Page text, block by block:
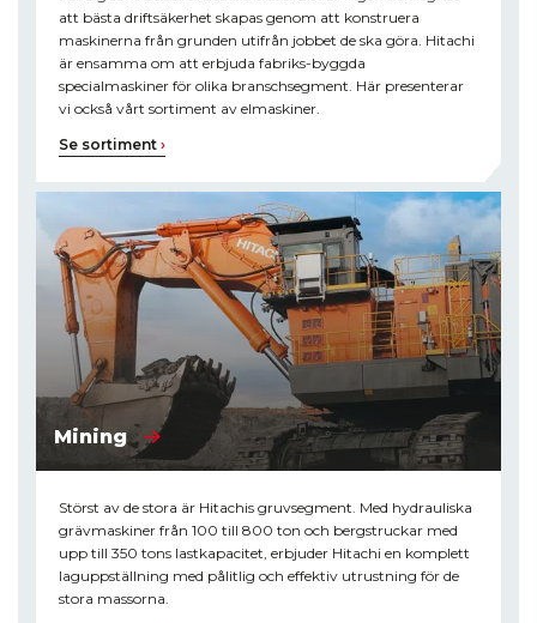
att bästa driftsäkerhet skapas genom att konstruera
maskinerna från grunden utifrån jobbet de ska göra. Hitachi
är ensamma om att erbjuda fabriks-byggda
specialmaskiner för olika branschsegment. Här presenterar
vi också vårt sortiment av elmaskiner.
Se sortiment ›
Mining
Störst av de stora är Hitachis gruvsegment. Med hydrauliska
grävmaskiner från 100 till 800 ton och bergstruckar med
upp till 350 tons lastkapacitet, erbjuder Hitachi en komplett
laguppställning med pålitlig och effektiv utrustning för de
stora massorna.